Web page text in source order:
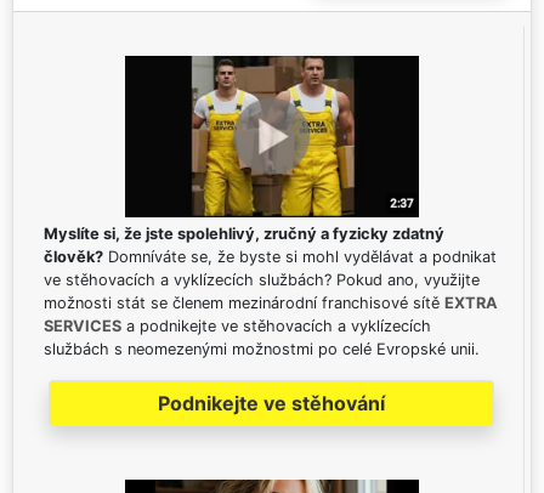
Myslíte si, že jste spolehlivý, zručný a fyzicky zdatný
člověk? Domníváte se, že byste si mohl vydělávat a podnikat
ve stěhovacích a vyklízecích službách? Pokud ano, využijte
možnosti stát se členem mezinárodní franchisové sítě EXTRA
SERVICES a podnikejte ve stěhovacích a vyklízecích
službách s neomezenými možnostmi po celé Evropské unii.
Podnikejte ve stěhování